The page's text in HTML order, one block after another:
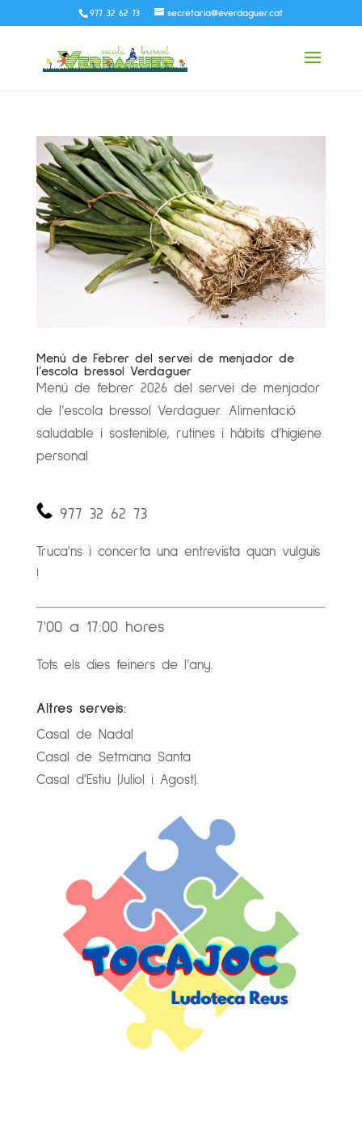
977 32 62 73 secretaria@everdaguer.cat
Menú de Febrer del servei de menjador de
l’escola bressol Verdaguer
Menú de febrer 2026 del servei de menjador
de l’escola bressol Verdaguer. Alimentació
saludable i sostenible, rutines i hàbits d’higiene
personal
977 32 62 73
Truca'ns i concerta una entrevista quan vulguis
!
7'00 a 17:00 hores
Tots els dies feiners de l’any.
Altres serveis:
Casal de Nadal
Casal de Setmana Santa
Casal d'Estiu (Juliol i Agost).